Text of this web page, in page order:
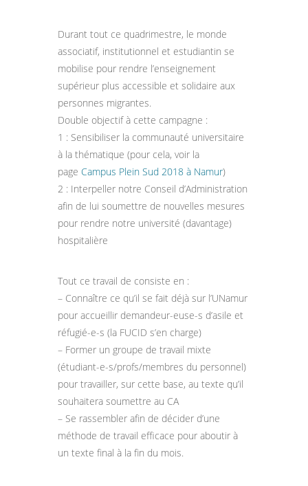
Durant tout ce quadrimestre, le monde
associatif, institutionnel et estudiantin se
mobilise pour rendre l’enseignement
supérieur plus accessible et solidaire aux
personnes migrantes.
Double objectif à cette campagne :
1 : Sensibiliser la communauté universitaire
à la thématique (pour cela, voir la
page Campus Plein Sud 2018 à Namur)
2 : Interpeller notre Conseil d’Administration
afin de lui soumettre de nouvelles mesures
pour rendre notre université (davantage)
hospitalière
Tout ce travail de consiste en :
– Connaître ce qu’il se fait déjà sur l’UNamur
pour accueillir demandeur-euse-s d’asile et
réfugié-e-s (la FUCID s’en charge)
– Former un groupe de travail mixte
(étudiant-e-s/profs/membres du personnel)
pour travailler, sur cette base, au texte qu’il
souhaitera soumettre au CA
– Se rassembler afin de décider d’une
méthode de travail efficace pour aboutir à
un texte final à la fin du mois.